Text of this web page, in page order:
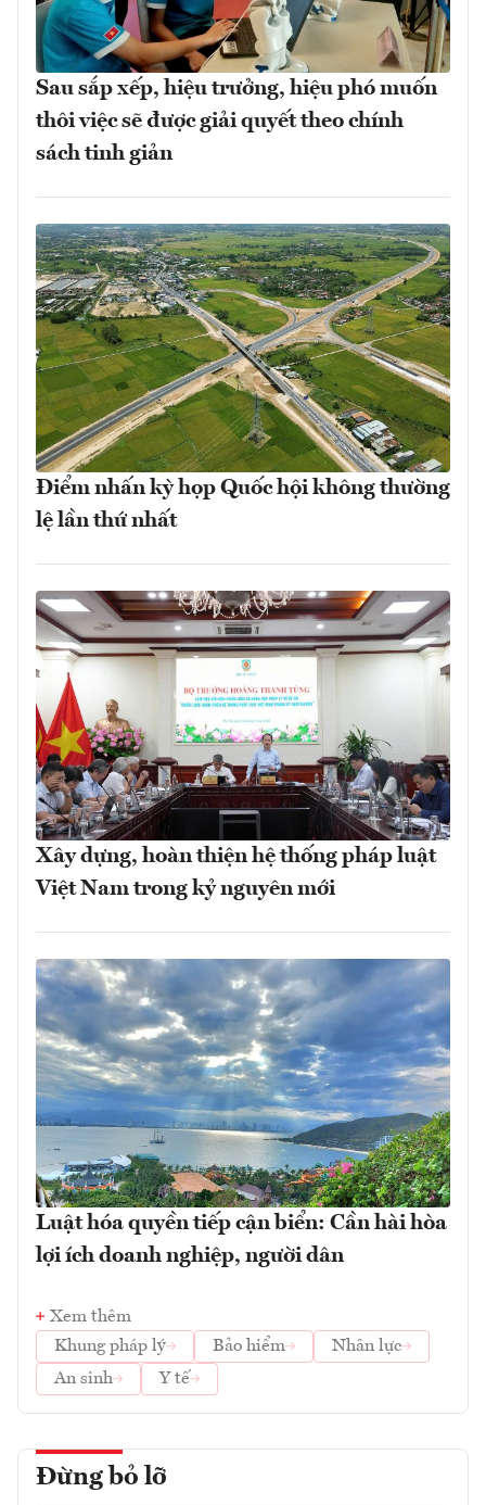
Sau sắp xếp, hiệu trưởng, hiệu phó muốn
thôi việc sẽ được giải quyết theo chính
sách tinh giản
Điểm nhấn kỳ họp Quốc hội không thường
lệ lần thứ nhất
Xây dựng, hoàn thiện hệ thống pháp luật
Việt Nam trong kỷ nguyên mới
Luật hóa quyền tiếp cận biển: Cần hài hòa
lợi ích doanh nghiệp, người dân
Xem thêm
Khung pháp lý
Bảo hiểm
Nhân lực
An sinh
Y tế
Đừng bỏ lỡ